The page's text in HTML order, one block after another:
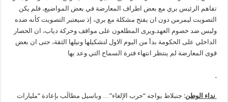
تفاهم الرئيس بري مع بعض اطراف المعارضة في بعض المواضيع، فلم يكن
التصويت ليمرمن دون ان يفتح مشكلة مع بري، إذ سيعتبر التصويت كأنه ضده
وليس ضد خصوم العهد.ويرى المطلعون على مواقف وحركة دياب، ان الحصار
الداخلي على الحكومة بدأ من اليوم الاول لتشكيلها ونيلها الثقة، حتى ان بعض
قوى المعارضة لم ينتظر انتهاء فترة السماح التي وعد بها
نداء الوطن: جنبلاط يواجه “حرب الإلغاء”… وباسيل مطالَب بإعادة “مليارات